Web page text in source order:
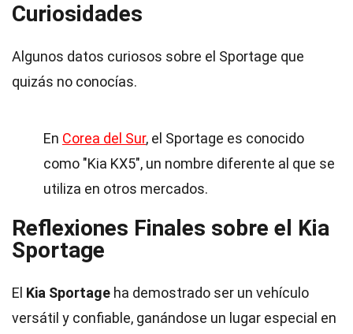
Curiosidades
Algunos datos curiosos sobre el Sportage que
quizás no conocías.
En Corea del Sur, el Sportage es conocido
como "Kia KX5", un nombre diferente al que se
utiliza en otros mercados.
Reflexiones Finales sobre el Kia
Sportage
El Kia Sportage ha demostrado ser un vehículo
versátil y confiable, ganándose un lugar especial en